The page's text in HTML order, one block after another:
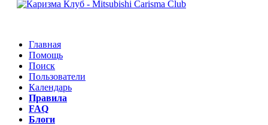
Главная
Помощь
Поиск
Пользователи
Календарь
Правила
FAQ
Блоги